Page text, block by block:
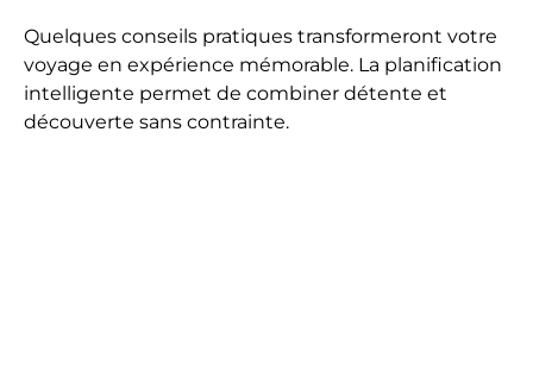
Quelques conseils pratiques transformeront votre
voyage en expérience mémorable. La planification
intelligente permet de combiner détente et
découverte sans contrainte.